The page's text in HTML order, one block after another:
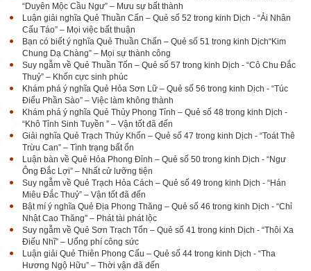
“Duyên Mộc Cầu Ngư” – Mưu sự bất thành
Luận giải nghĩa Quẻ Thuần Cấn – Quẻ số 52 trong kinh Dịch - “Ải Nhân
Cấu Táo” – Mọi việc bất thuận
Bạn có biết ý nghĩa Quẻ Thuần Chấn – Quẻ số 51 trong kinh Dịch“Kim
Chung Dạ Chàng” – Mọi sự thành công
Suy ngẫm về Quẻ Thuần Tốn – Quẻ số 57 trong kinh Dịch - “Cô Chu Đắc
Thuỷ” – Khốn cực sinh phúc
Khám phá ý nghĩa Quẻ Hỏa Sơn Lữ – Quẻ số 56 trong kinh Dịch - “Túc
Điểu Phần Sào” – Việc làm không thành
Khám phá ý nghĩa Quẻ Thủy Phong Tỉnh – Quẻ số 48 trong kinh Dịch -
“Khô Tỉnh Sinh Tuyền ” – Vận tốt đã đến
Giải nghĩa Quẻ Trạch Thủy Khốn – Quẻ số 47 trong kinh Dịch - “Toát Thê
Trừu Can” – Tình trạng bất ổn
Luận bàn về Quẻ Hỏa Phong Đỉnh – Quẻ số 50 trong kinh Dịch - “Ngư
Ông Đắc Lợi” – Nhất cử lưỡng tiện
Suy ngẫm về Quẻ Trạch Hỏa Cách – Quẻ số 49 trong kinh Dịch - “Hán
Miêu Đắc Thuỷ” – Vận tốt đã đến
Bật mí ý nghĩa Quẻ Địa Phong Thăng – Quẻ số 46 trong kinh Dịch - “Chỉ
Nhật Cao Thăng” – Phát tài phát lộc
Suy ngẫm về Quẻ Sơn Trạch Tổn – Quẻ số 41 trong kinh Dịch - “Thôi Xa
Điếu Nhĩ” – Uổng phí công sức
Luận giải Quẻ Thiên Phong Cấu – Quẻ số 44 trong kinh Dịch - “Tha
Hương Ngộ Hữu” – Thời vận đã đến